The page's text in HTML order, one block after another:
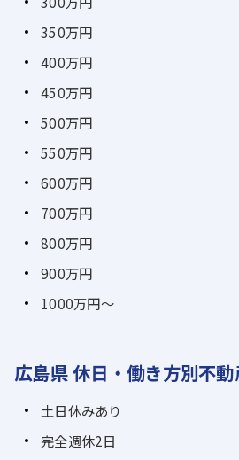
350万円
400万円
450万円
500万円
550万円
600万円
700万円
800万円
900万円
1000万円～
広島県 休日・働き方別不
土日休みあり
完全週休2日